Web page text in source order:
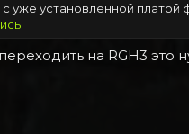
уже установленной
на RGH3 это